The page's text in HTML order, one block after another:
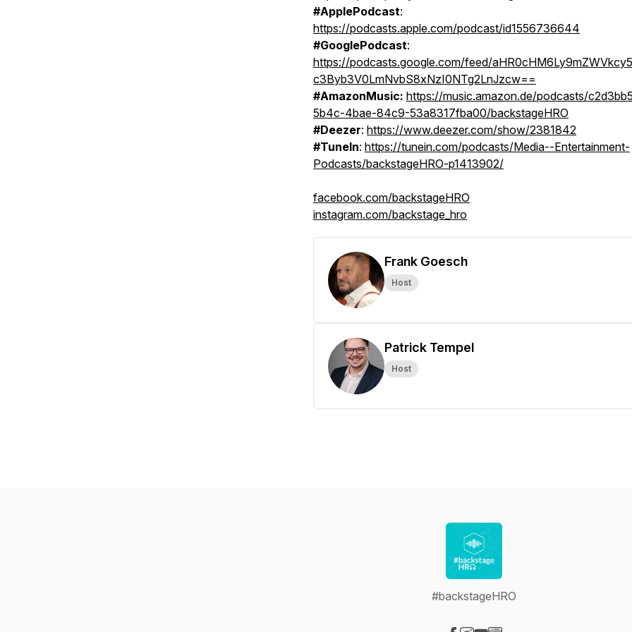
#ApplePodcast:
https://podcasts.apple.com/podcast/id1556736644
#GooglePodcast:
https://podcasts.google.com/feed/
c3Byb3V0LmNvbS8xNzI0NTg2LnJzcw==
#AmazonMusic: https://music.amazon.de/podcasts/
5b4c-4bae-84c9-53a8317fba00/backstageHRO
#Deezer: https://www.deezer.com/show/2381842
#TuneIn: https://tunein.com/podcasts/Media--Entertainment-
Podcasts/backstageHRO-p1413902/
facebook.com/backstageHRO
instagram.com/backstage_hro
Frank Goesch
Host
Patrick Tempel
Host
#backstageHRO